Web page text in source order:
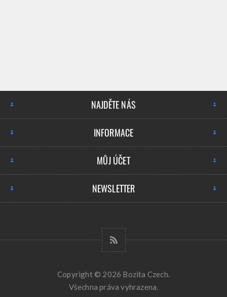
NAJDĚTE NÁS
INFORMACE
MŮJ ÚČET
NEWSLETTER
Copyright © 2026 Bozita Czech.
Všechna práva vyhrazena.